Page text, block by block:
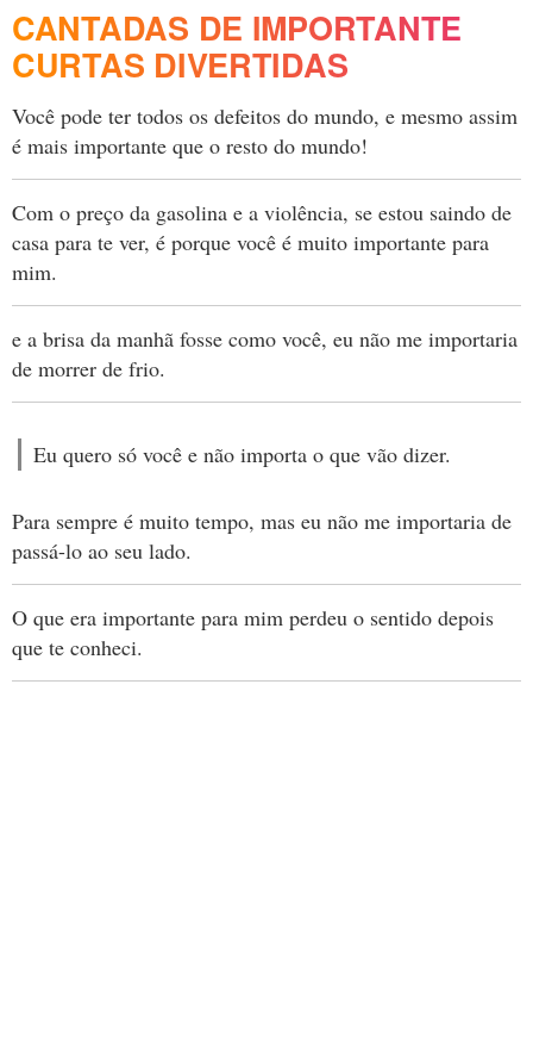
CANTADAS DE IMPORTANTE
CURTAS DIVERTIDAS
Você pode ter todos os defeitos do mundo, e mesmo assim
é mais importante que o resto do mundo!
Com o preço da gasolina e a violência, se estou saindo de
casa para te ver, é porque você é muito importante para
mim.
e a brisa da manhã fosse como você, eu não me importaria
de morrer de frio.
Eu quero só você e não importa o que vão dizer.
Para sempre é muito tempo, mas eu não me importaria de
passá-lo ao seu lado.
O que era importante para mim perdeu o sentido depois
que te conheci.